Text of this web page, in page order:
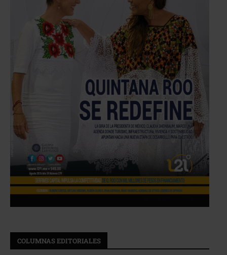
COLUMNAS EDITORIALES